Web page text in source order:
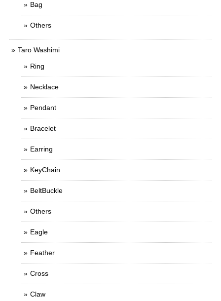
Bag
Others
Taro Washimi
Ring
Necklace
Pendant
Bracelet
Earring
KeyChain
BeltBuckle
Others
Eagle
Feather
Cross
Claw